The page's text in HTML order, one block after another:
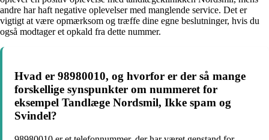
andre har haft negative oplevelser med manglende service. Det er
vigtigt at være opmærksom og træffe dine egne beslutninger, hvis du
også modtager et opkald fra dette nummer.
Hvad er 98980010, og hvorfor er der så mange
forskellige synspunkter om nummeret for
eksempel Tandlæge Nordsmil, Ikke spam og
Svindel?